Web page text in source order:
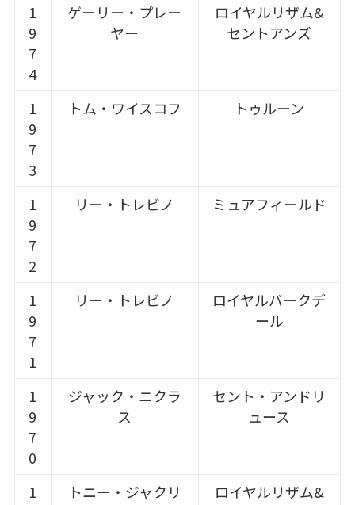
1
9
7
4
ゲーリー・プレー
ヤー
ロイヤルリザム&
セントアンズ
1
9
7
3
トム・ワイスコフ トゥルーン
1
9
7
2
リー・トレビノ ミュアフィールド
1
9
7
1
リー・トレビノ
ロイヤルバークデ
ール
1
9
7
0
ジャック・ニクラ
ス
セント・アンドリ
ュース
1
トニー・ジャクリ
ロイヤルリザム&